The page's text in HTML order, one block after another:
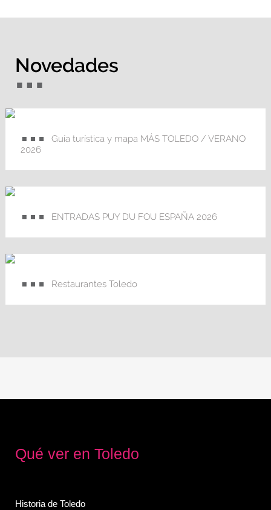
Novedades
Guía turística y mapa MÁS TOLEDO / VERANO
2026
ENTRADAS PUY DU FOU ESPAÑA 2026
Restaurantes Toledo
Qué ver en Toledo
Historia de Toledo